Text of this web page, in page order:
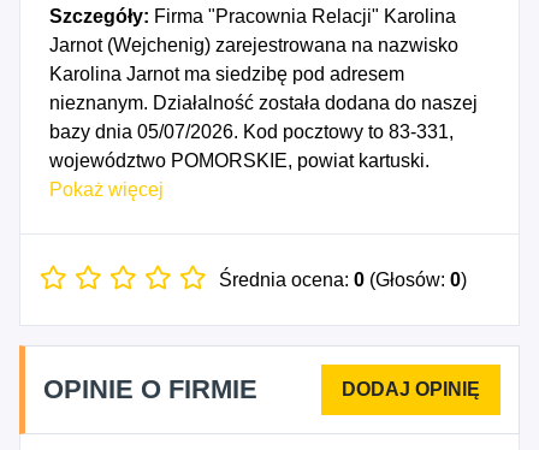
Szczegóły: Firma "Pracownia Relacji" Karolina
Jarnot (Wejchenig) zarejestrowana na nazwisko
Karolina Jarnot ma siedzibę pod adresem
nieznanym. Działalność została dodana do naszej
bazy dnia 05/07/2026. Kod pocztowy to 83-331,
województwo POMORSKIE, powiat kartuski.
Numer Identyfikacji Podatkowej NIP to
(Wejchenig) to 545143281. Data rozpoczęcia
Działalność psychologiczna i psychoterapeutyczna,
z wyłączeniem lekarskiej.
Pokaż więcej
Średnia ocena: 0 (Głosów: 0)
OPINIE O FIRMIE